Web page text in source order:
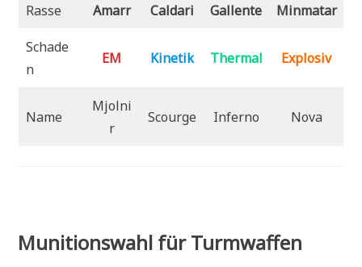
Rasse Amarr Caldari Gallente Minmatar
Schade
n
EM Kinetik Thermal Explosiv
Name
Mjolni
r
Scourge Inferno Nova
Munitionswahl für Turmwaffen